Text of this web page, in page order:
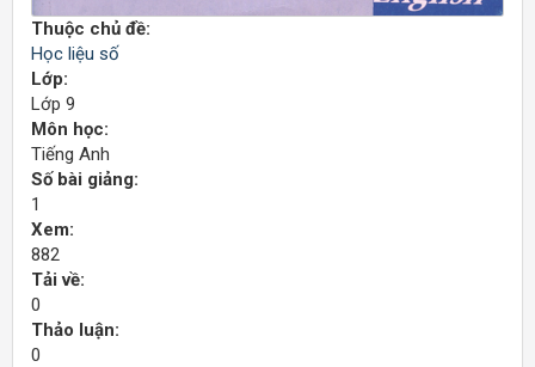
Thuộc chủ đề:
Học liệu số
Lớp:
Lớp 9
Môn học:
Tiếng Anh
Số bài giảng:
1
Xem:
882
Tải về:
0
Thảo luận:
0